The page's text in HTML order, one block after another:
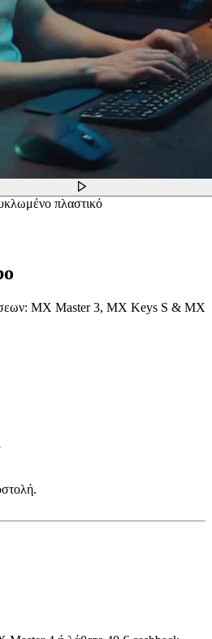
πλαστικό
MX Master 3, MX Keys S & MX